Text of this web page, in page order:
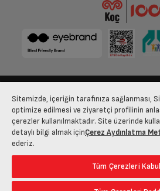
Bize Ulaşın Kişisel Verilerin
Satış
Sitemizde, içeriğin tarafınıza sağlanması,
optimize edilmesi ve ziyaretçi profilinin
çerezler kullanılmaktadır. Site üzerinde
detaylı bilgi almak içinÇerez Aydınlatma
ederiz.
Tüm Çerezleri